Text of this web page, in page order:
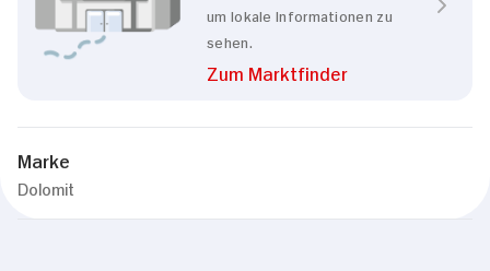
um lokale Informationen zu
sehen.
Zum Marktfinder
Marke
Dolomit